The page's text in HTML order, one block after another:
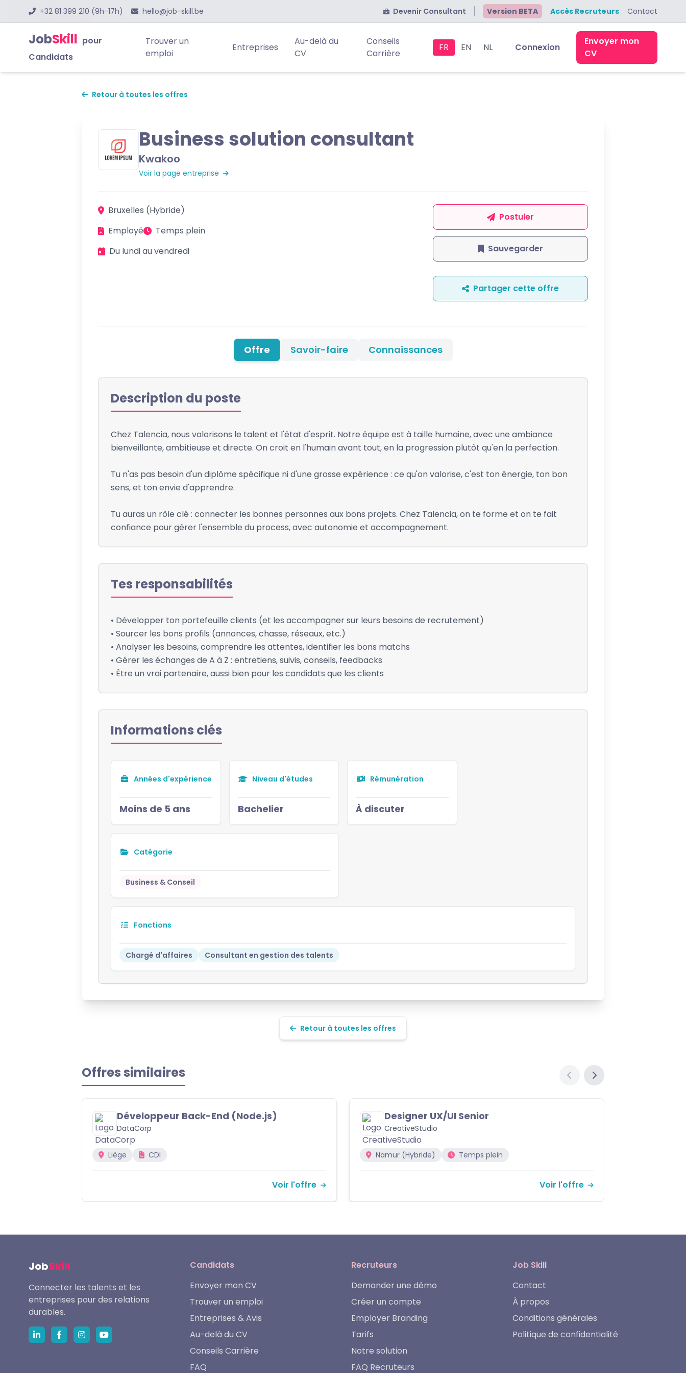
+32 81 399 210 (9h-17h) hello@job-skill.be Devenir Consultant Version BETA Accès Recruteurs Contact
JobSkill pour
Candidats
Trouver un
emploi
Entreprises
Au-delà du
CV
Conseils
Carrière
FR EN NL Connexion
Envoyer mon
CV
Retour à toutes les offres
Business solution consultant
Kwakoo
Voir la page entreprise
Bruxelles (Hybride)
Employé
Temps plein
Du lundi au vendredi
Postuler
Sauvegarder
Partager cette offre
Offre Savoir-faire Connaissances
Description du poste
Chez Talencia, nous valorisons le talent et l'état d'esprit. Notre équipe est à taille humaine, avec une ambiance
bienveillante, ambitieuse et directe. On croit en l'humain avant tout, en la progression plutôt qu'en la perfection.
Tu n'as pas besoin d'un diplôme spécifique ni d'une grosse expérience : ce qu'on valorise, c'est ton énergie, ton bon
sens, et ton envie d'apprendre.
Tu auras un rôle clé : connecter les bonnes personnes aux bons projets. Chez Talencia, on te forme et on te fait
confiance pour gérer l'ensemble du process, avec autonomie et accompagnement.
Tes responsabilités
• Développer ton portefeuille clients (et les accompagner sur leurs besoins de recrutement)
• Sourcer les bons profils (annonces, chasse, réseaux, etc.)
• Analyser les besoins, comprendre les attentes, identifier les bons matchs
• Gérer les échanges de A à Z : entretiens, suivis, conseils, feedbacks
• Être un vrai partenaire, aussi bien pour les candidats que les clients
Informations clés
Années d'expérience
Moins de 5 ans
Niveau d'études
Bachelier
Rémunération
À discuter
Catégorie
Business & Conseil
Fonctions
Chargé d'affaires Consultant en gestion des talents
Retour à toutes les offres
Offres similaires
Développeur Back-End (Node.js)
DataCorp
CDI
Voir l'offre
Designer UX/UI Senior
CreativeStudio
Namur (Hybride) Temps plein
Voir l'offre
JobSkill
Connecter les talents et les
entreprises pour des relations
durables.
Candidats
Envoyer mon CV
Trouver un emploi
Entreprises & Avis
Au-delà du CV
Conseils Carrière
FAQ
Recruteurs
Demander une démo
Créer un compte
Employer Branding
Tarifs
Notre solution
FAQ Recruteurs
Job Skill
Contact
À propos
Conditions générales
Politique de confidentialité